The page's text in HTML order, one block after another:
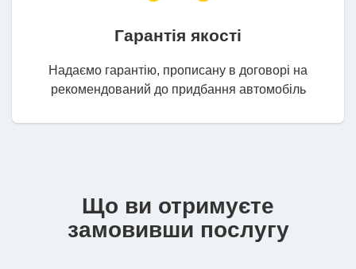
Гарантія якості
Надаємо гарантію, прописану в договорі на
рекомендований до придбання автомобіль
Що ви отримуєте
замовивши послугу